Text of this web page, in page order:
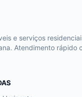
e serviços
Atendimento rápido